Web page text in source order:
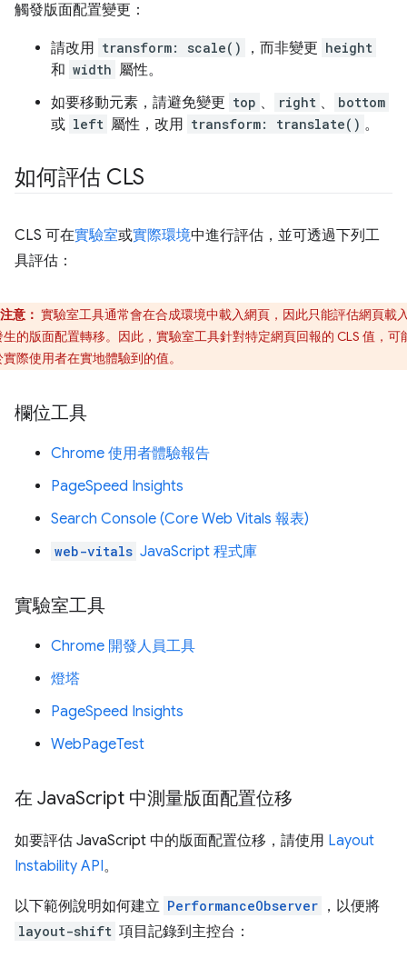
觸發版面配置變更：
請改用 transform: scale() ，而非變更 height
和 width 屬性。
如要移動元素，請避免變更 top 、 right 、 bottom
或 left 屬性，改用 transform: translate() 。
如何評估 CLS
CLS 可在實驗室或實際環境中進行評估，並可透過下列工
具評估：
注意： 實驗室工具通常會在合成環境中載入網頁，因此只能評估網頁載
生的版面配置轉移。因此，實驗室工具針對特定網頁回報的 CLS 值，可
際使用者在實地體驗到的值。
欄位工具
Chrome 使用者體驗報告
PageSpeed Insights
Search Console (Core Web Vitals 報表)
web-vitals JavaScript 程式庫
實驗室工具
Chrome 開發人員工具
燈塔
PageSpeed Insights
WebPageTest
在 JavaScript 中測量版面配置位移
如要評估 JavaScript 中的版面配置位移，請使用 Layout
Instability API。
以下範例說明如何建立 PerformanceObserver ，以便將
layout-shift 項目記錄到主控台：